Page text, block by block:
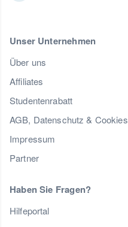
Unser Unternehmen
Über uns
Affiliates
Studentenrabatt
AGB, Datenschutz & Cookies
Impressum
Partner
Haben Sie Fragen?
Hilfeportal